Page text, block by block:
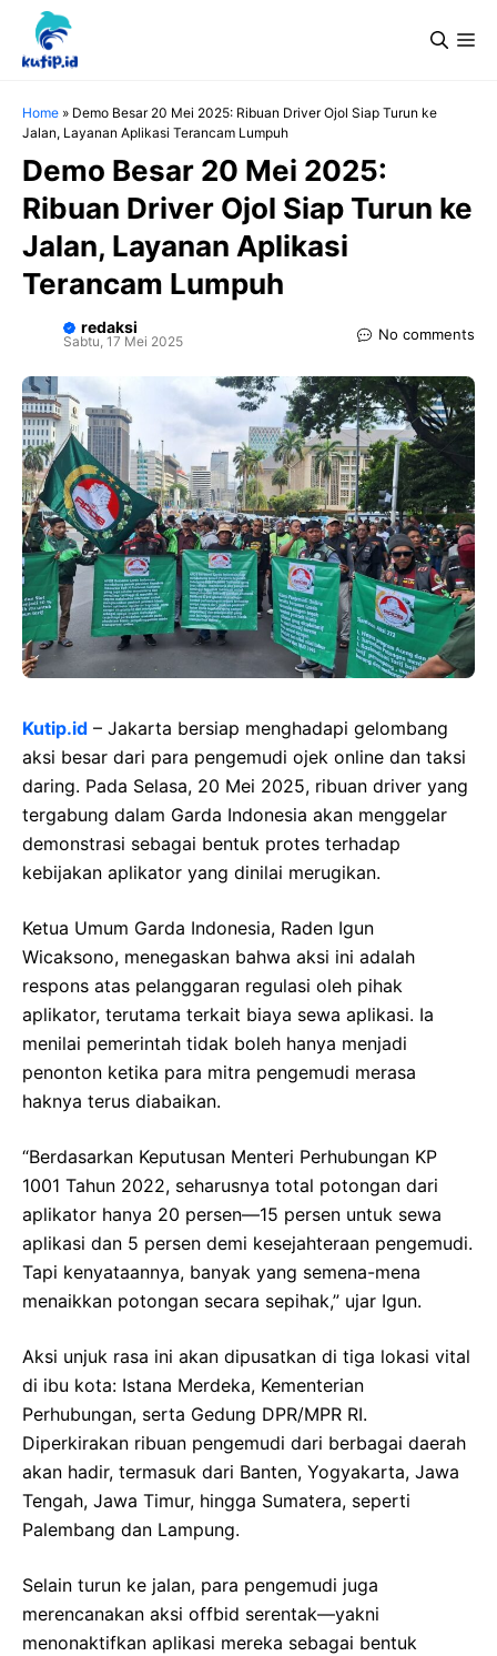
Langsung
Home » Demo Besar 20 Mei 2025: Ribuan Driver Ojol Siap Turun ke
Jalan, Layanan Aplikasi Terancam Lumpuh
Demo Besar 20 Mei 2025:
Ribuan Driver Ojol Siap Turun ke
Jalan, Layanan Aplikasi
Terancam Lumpuh
redaksi
Sabtu, 17 Mei 2025 No comments
Kutip.id – Jakarta bersiap menghadapi gelombang
aksi besar dari para pengemudi ojek online dan taksi
daring. Pada Selasa, 20 Mei 2025, ribuan driver yang
tergabung dalam Garda Indonesia akan menggelar
demonstrasi sebagai bentuk protes terhadap
kebijakan aplikator yang dinilai merugikan.
Ketua Umum Garda Indonesia, Raden Igun
Wicaksono, menegaskan bahwa aksi ini adalah
respons atas pelanggaran regulasi oleh pihak
aplikator, terutama terkait biaya sewa aplikasi. Ia
menilai pemerintah tidak boleh hanya menjadi
penonton ketika para mitra pengemudi merasa
haknya terus diabaikan.
“Berdasarkan Keputusan Menteri Perhubungan KP
1001 Tahun 2022, seharusnya total potongan dari
aplikator hanya 20 persen—15 persen untuk sewa
aplikasi dan 5 persen demi kesejahteraan pengemudi.
Tapi kenyataannya, banyak yang semena-mena
menaikkan potongan secara sepihak,” ujar Igun.
Aksi unjuk rasa ini akan dipusatkan di tiga lokasi vital
di ibu kota: Istana Merdeka, Kementerian
Perhubungan, serta Gedung DPR/MPR RI.
Diperkirakan ribuan pengemudi dari berbagai daerah
akan hadir, termasuk dari Banten, Yogyakarta, Jawa
Tengah, Jawa Timur, hingga Sumatera, seperti
Palembang dan Lampung.
Selain turun ke jalan, para pengemudi juga
merencanakan aksi offbid serentak—yakni
menonaktifkan aplikasi mereka sebagai bentuk